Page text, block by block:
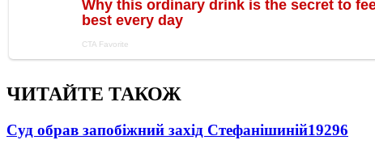
ЧИТАЙТЕ ТАКОЖ
Суд обрав запобіжний захід Стефанішиній19296